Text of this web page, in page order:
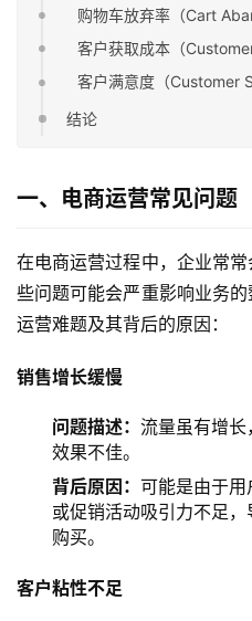
购物车放弃率（Cart
客户获取成本（
客户满意度（Customer
结论
一、电商运营常见问题
在电商运营过程中，企业常
些问题可能会严重影响业务
运营难题及其背后的原因：
销售增长缓慢
问题描述： 流量虽有增
效果不佳。
背后原因： 可能是由于用
或促销活动吸引力不足
购买。
客户粘性不足